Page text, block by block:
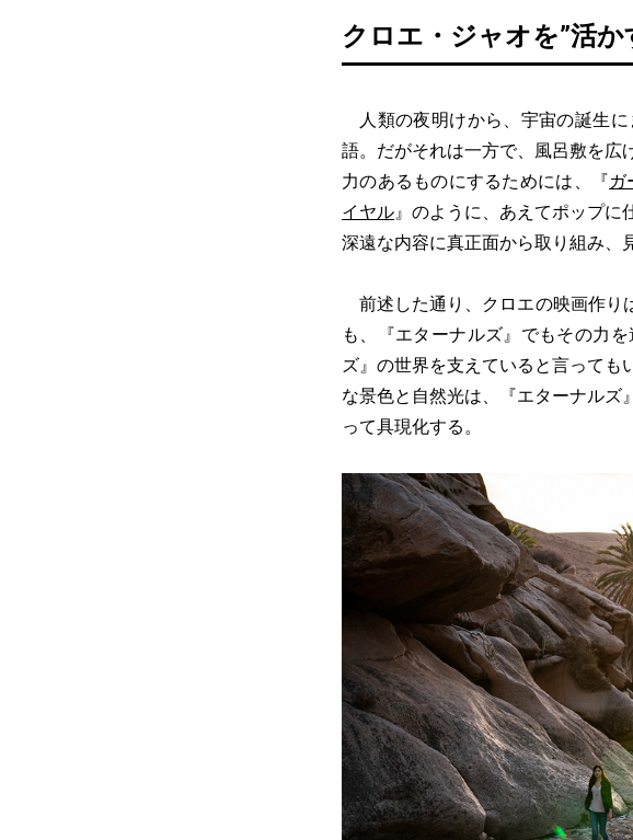
クロエ・ジャオを”活か
人類の夜明けから、宇宙の誕生に
語。だがそれは一方で、風呂敷を広
力のあるものにするためには、『ガ
イヤル』のように、あえてポップに
深遠な内容に真正面から取り組み、
前述した通り、クロエの映画作り
も、『エターナルズ』でもその力
ズ』の世界を支えていると言っても
な景色と自然光は、『エターナルズ
って具現化する。